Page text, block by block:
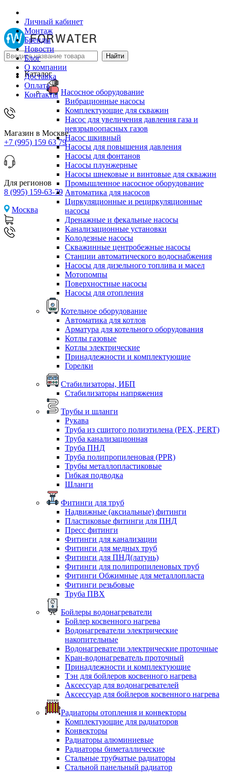
Личный кабинет
Монтаж
Бренды
Новости
Блог
О компании
Доставка
Оплата
Контакты
Магазин в Москве
+7 (995) 159 63 79
Для регионов
8 (995) 159-63-79
Москва
Каталог
Насосное оборудование
Вибрационные насосы
Комплектующие для скважин
Насос для увеличения давления газа и
невзрывоопасных газов
Насос шкивный
Насосы для повышения давления
Насосы для фонтанов
Насосы плунжерные
Насосы шнековые и винтовые для скважин
Промышленное насосное оборудование
Автоматика для насосов
Циркуляционные и рециркуляционные
насосы
Дренажные и фекальные насосы
Канализационные установки
Колодезные насосы
Скважинные центробежные насосы
Станции автоматического водоснабжения
Насосы для дизельного топлива и масел
Мотопомпы
Поверхностные насосы
Насосы для отопления
Котельное оборудование
Автоматика для котлов
Арматура для котельного оборудования
Котлы газовые
Котлы электрические
Принадлежности и комплектующие
Горелки
Стабилизаторы, ИБП
Стабилизаторы напряжения
Трубы и шланги
Рукава
Труба из сшитого полиэтилена (PEX, PERT)
Труба канализационная
Труба ПНД
Труба полипропиленовая (PPR)
Трубы металлопластиковые
Гибкая подводка
Шланги
Фитинги для труб
Надвижные (аксиальные) фитинги
Пластиковые фитинги для ПНД
Пресс фитинги
Фитинги для канализации
Фитинги для медных труб
Фитинги для ПНД(латунь)
Фитинги для полипропиленовых труб
Фитинги Обжимные для металлопласта
Фитинги резьбовые
Труба ПВХ
Бойлеры водонагреватели
Бойлер косвенного нагрева
Водонагреватели электрические
накопительные
Водонагреватели электрические проточные
Кран-водонагреватель проточный
Принадлежности и комплектующие
Тэн для бойлеров косвенного нагрева
Аксессуар для водонагревателей
Аксессуар для бойлеров косвенного нагрева
Радиаторы отопления и конвекторы
Комплектующие для радиаторов
Конвекторы
Радиаторы алюминиевые
Радиаторы биметаллические
Стальные трубчатые радиаторы
Стальной панельный радиатор